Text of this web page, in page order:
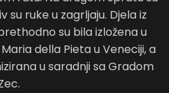
ruke u zagrljaju. Djela iz
su bila izložena u
della Pieta u Veneciji, a
u saradnji sa Gradom